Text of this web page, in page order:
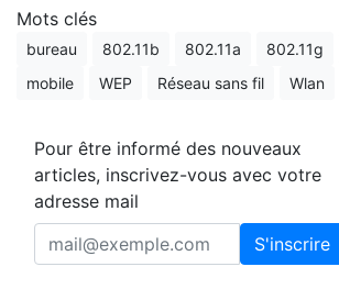
Mots clés
bureau 802.11b 802.11a 802.11g
mobile
WEP Réseau sans fil Wlan
Pour être informé des nouveaux
articles, inscrivez-vous avec votre
adresse mail
S'inscrire